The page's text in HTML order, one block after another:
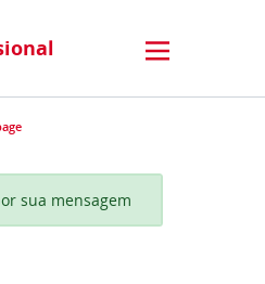
sua mensagem